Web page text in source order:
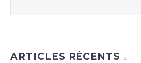
ARTICLES RÉCENTS